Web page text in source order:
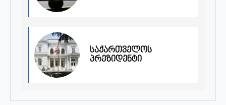
საქართველოს
პრეზიდენტი